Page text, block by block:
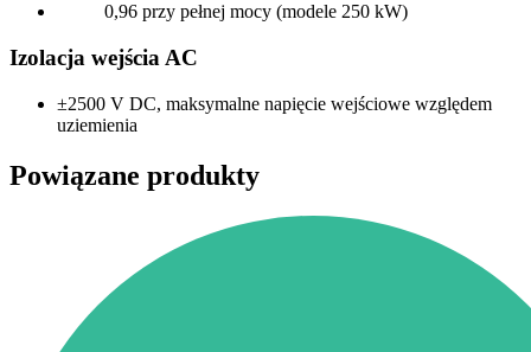
0,96 przy pełnej mocy (modele 250 kW)
Izolacja wejścia AC
±2500 V DC, maksymalne napięcie wejściowe względem
uziemienia
Powiązane produkty